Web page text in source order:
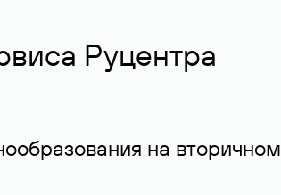
Руцентра
на вторичном